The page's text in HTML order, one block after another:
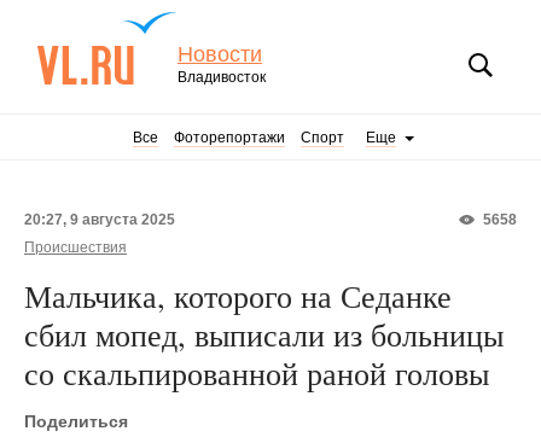
Новости
Владивосток
Все Фоторепортажи Спорт Еще
5658
20:27, 9 августа 2025
Происшествия
Мальчика, которого на Седанке
сбил мопед, выписали из больницы
со скальпированной раной головы
Поделиться